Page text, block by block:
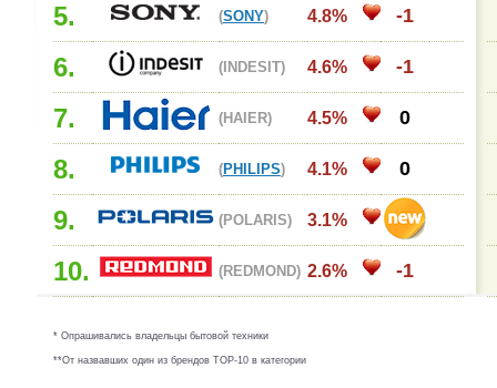
5. (SONY) 4.8% -1
6. (INDESIT) 4.6% -1
7. (HAIER) 4.5% 0
8. (PHILIPS) 4.1% 0
9. (POLARIS) 3.1%
10. (REDMOND) 2.6% -1
* Опрашивались владельцы бытовой техники
**От назвавших один из брендов TOP-10 в категории